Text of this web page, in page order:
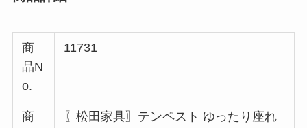
商
品N
o.
11731
商
〖松田家具〗テンペスト ゆったり座れ